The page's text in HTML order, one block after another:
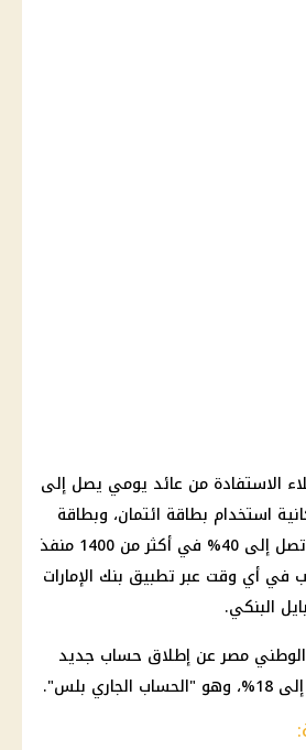
الاستفادة من عائد يومي يصل إلى
استخدام بطاقة ائتمان، وبطاقة
طبية مجانية بخصومات تصل إلى 40% في أكثر من 1400 منفذ
في أي وقت عبر تطبيق بنك الإمارات
البنكي.
الوطني مصر عن إطلاق حساب جديد
بلس".